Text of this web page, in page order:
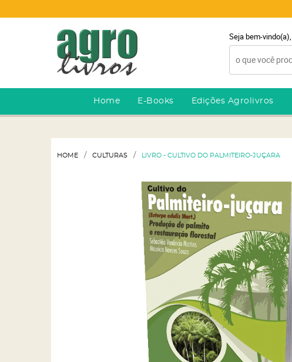
Seja bem-vindo(a),
Home E-Books Edições Agrolivros
HOME CULTURAS LIVRO - CULTIVO DO PALMITEIRO-JUÇARA